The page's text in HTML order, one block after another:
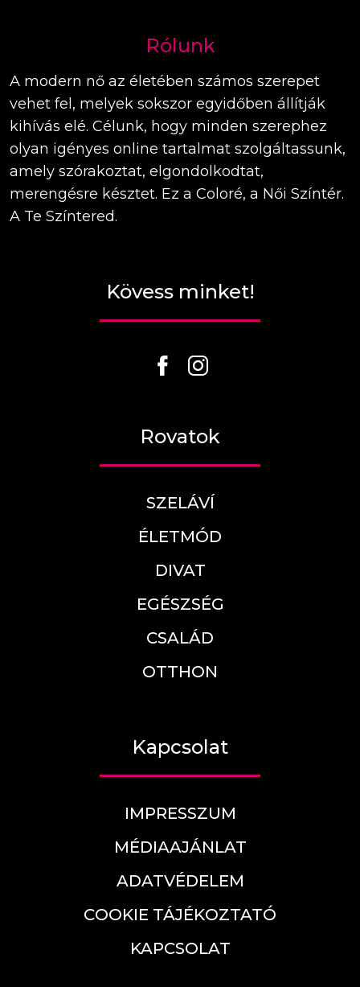
Rólunk
A modern nő az életében számos szerepet
vehet fel, melyek sokszor egyidőben állítják
kihívás elé. Célunk, hogy minden szerephez
olyan igényes online tartalmat szolgáltassunk,
amely szórakoztat, elgondolkodtat,
merengésre késztet. Ez a Coloré, a Női Színtér.
A Te Színtered.
Kövess minket!
Rovatok
SZELÁVÍ
ÉLETMÓD
DIVAT
EGÉSZSÉG
CSALÁD
OTTHON
Kapcsolat
IMPRESSZUM
MÉDIAAJÁNLAT
ADATVÉDELEM
COOKIE TÁJÉKOZTATÓ
KAPCSOLAT